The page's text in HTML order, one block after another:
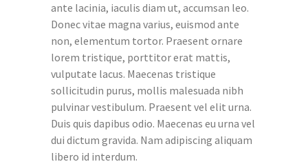
ante lacinia, iaculis diam ut, accumsan leo.
Donec vitae magna varius, euismod ante
non, elementum tortor. Praesent ornare
lorem tristique, porttitor erat mattis,
vulputate lacus. Maecenas tristique
sollicitudin purus, mollis malesuada nibh
pulvinar vestibulum. Praesent vel elit urna.
Duis quis dapibus odio. Maecenas eu urna vel
dui dictum gravida. Nam adipiscing aliquam
libero id interdum.